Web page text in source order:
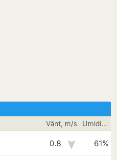
Vânt, m/s Umiditate
0.8 61%